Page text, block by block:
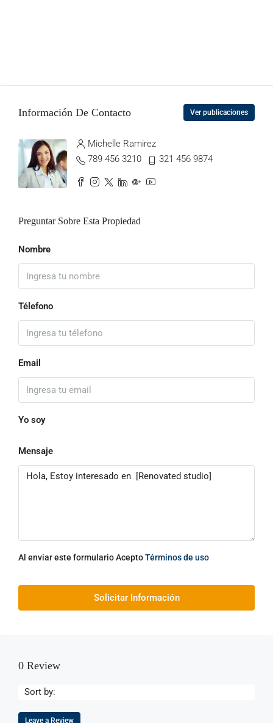
Información De Contacto Ver publicaciones
Michelle Ramirez
789 456 3210
321 456 9874
Preguntar Sobre Esta Propiedad
Nombre
Télefono
Email
Yo soy
Mensaje
Al enviar este formulario AceptoTérminos de uso
Solicitar Información
0 Review
Sort by:
Leave a Review